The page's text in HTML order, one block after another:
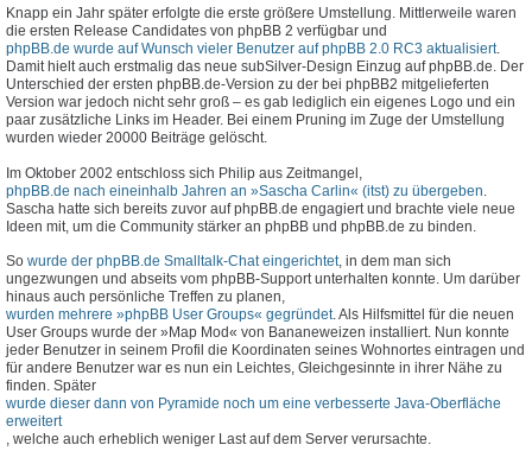
Knapp ein Jahr später erfolgte die erste größere Umstellung. Mittlerweile waren
die ersten Release Candidates von phpBB 2 verfügbar und
phpBB.de wurde auf Wunsch vieler Benutzer auf phpBB 2.0 RC3 aktualisiert.
Damit hielt auch erstmalig das neue subSilver-Design Einzug auf phpBB.de. Der
Unterschied der ersten phpBB.de-Version zu der bei phpBB2 mitgelieferten
Version war jedoch nicht sehr groß – es gab lediglich ein eigenes Logo und ein
paar zusätzliche Links im Header. Bei einem Pruning im Zuge der Umstellung
wurden wieder 20000 Beiträge gelöscht.
Im Oktober 2002 entschloss sich Philip aus Zeitmangel,
phpBB.de nach eineinhalb Jahren an »Sascha Carlin« (itst) zu übergeben
Sascha hatte sich bereits zuvor auf phpBB.de engagiert und brachte viele neue
Ideen mit, um die Community stärker an phpBB und phpBB.de zu binden.
So wurde der phpBB.de Smalltalk-Chat eingerichtet, in dem man sich
ungezwungen und abseits vom phpBB-Support unterhalten konnte. Um darüber
hinaus auch persönliche Treffen zu planen,
wurden mehrere »phpBB User Groups« gegründet. Als Hilfsmittel für die neuen
User Groups wurde der »Map Mod« von Bananeweizen installiert. Nun konnte
jeder Benutzer in seinem Profil die Koordinaten seines Wohnortes eintragen und
für andere Benutzer war es nun ein Leichtes, Gleichgesinnte in ihrer Nähe zu
finden. Später
wurde dieser dann von Pyramide noch um eine verbesserte Java-Oberfläche
erweitert
, welche auch erheblich weniger Last auf dem Server verursachte.